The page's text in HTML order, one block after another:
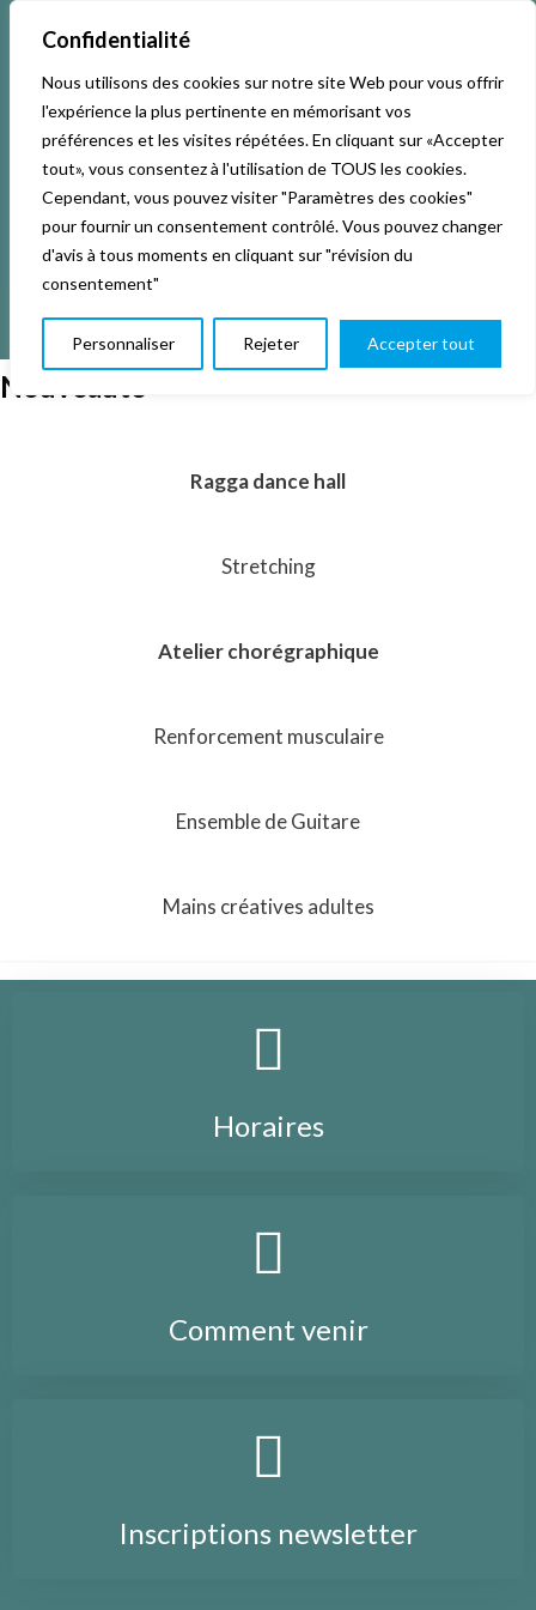
Confidentialité
Nous utilisons des cookies sur notre site Web pour vous offrir
l'expérience la plus pertinente en mémorisant vos
préférences et les visites répétées. En cliquant sur «Accepter
tout», vous consentez à l'utilisation de TOUS les cookies.
Cependant, vous pouvez visiter "Paramètres des cookies"
pour fournir un consentement contrôlé. Vous pouvez changer
d'avis à tous moments en cliquant sur "révision du
consentement"
Personnaliser Rejeter Accepter tout
Accueil Activités & Inscriptions
Événements Studios L’association
La vie de La KAB’ Club
Nouveauté
Ragga dance hall
Stretching
Atelier chorégraphique
Renforcement musculaire
Ensemble de Guitare
Mains créatives adultes
Horaires
Comment venir
Inscriptions newsletter